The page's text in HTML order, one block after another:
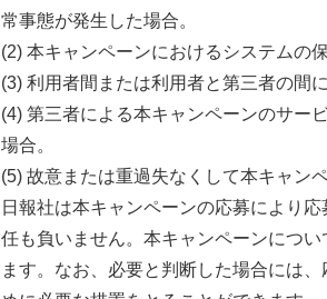
常事態が発生した場合。
(2) 本キャンペーンにおけるシステムの
(3) 利用者間または利用者と第三者の間
(4) 第三者による本キャンペーンのサー
場合。
(5) 故意または重過失なくして本キャン
日報社は本キャンペーンの応募により
任も負いません。本キャンペーンにつ
ます。なお、必要と判断した場合には